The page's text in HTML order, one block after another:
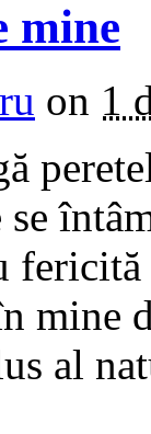
mine
on 1
mine
al